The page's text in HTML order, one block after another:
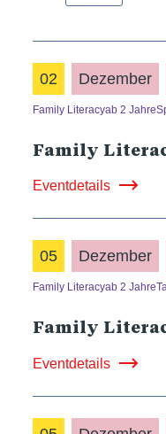
02 Dezember
Family Literacyab 2 Jahre
Family
Eventdetails
05 Dezember
Family Literacyab 2 Jahre
Family
Eventdetails